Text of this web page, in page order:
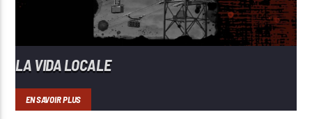
LA VIDA LOCALE
EN SAVOIR PLUS